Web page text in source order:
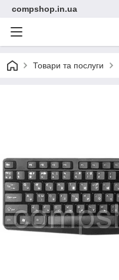
compshop.in.ua
Товари та послуги